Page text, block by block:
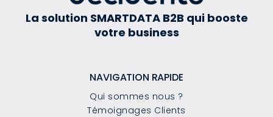
La solution SMARTDATA B2B qui booste
votre business
NAVIGATION RAPIDE
Qui sommes nous ?
Témoignages Clients